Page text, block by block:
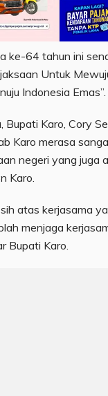
ke-64 tahun ini
Untuk
Indonesia Emas”.
Bupati Karo, Cory
Karo merasa
negeri yang juga
Karo.
atas kerjasama
menjaga
Bupati Karo.